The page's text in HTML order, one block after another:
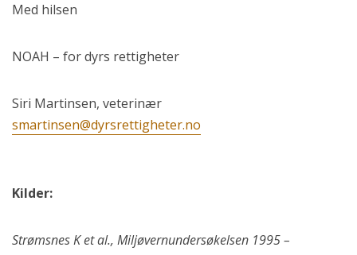
Med hilsen
NOAH – for dyrs rettigheter
Siri Martinsen, veterinær
smartinsen@dyrsrettigheter.no
Kilder:
Strømsnes K et al., Miljøvernundersøkelsen 1995 –